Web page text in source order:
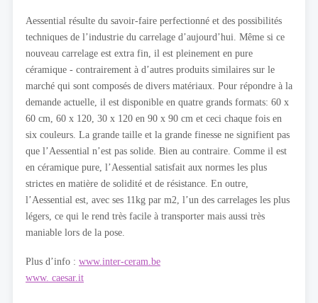
Aessential résulte du savoir-faire perfectionné et des possibilités
techniques de l’industrie du carrelage d’aujourd’hui. Même si ce
nouveau carrelage est extra fin, il est pleinement en pure
céramique - contrairement à d’autres produits similaires sur le
marché qui sont composés de divers matériaux. Pour répondre à la
demande actuelle, il est disponible en quatre grands formats: 60 x
60 cm, 60 x 120, 30 x 120 en 90 x 90 cm et ceci chaque fois en
six couleurs. La grande taille et la grande finesse ne signifient pas
que l’Aessential n’est pas solide. Bien au contraire. Comme il est
en céramique pure, l’Aessential satisfait aux normes les plus
strictes en matière de solidité et de résistance. En outre,
l’Aessential est, avec ses 11kg par m2, l’un des carrelages les plus
légers, ce qui le rend très facile à transporter mais aussi très
maniable lors de la pose.
Plus d’info : www.inter-ceram.be
www. caesar.it